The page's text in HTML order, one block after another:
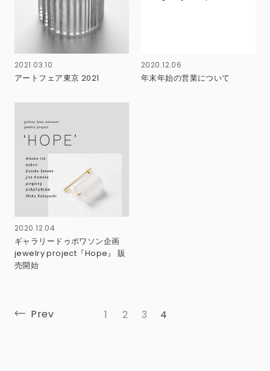
2021.03.10
アートフェア東京 2021
2020.12.06
年末年始の営業について
2020.12.04
ギャラリードゥポワソン企画
jewelry project『Hope』 販
売開始
Prev 1 2 3 4